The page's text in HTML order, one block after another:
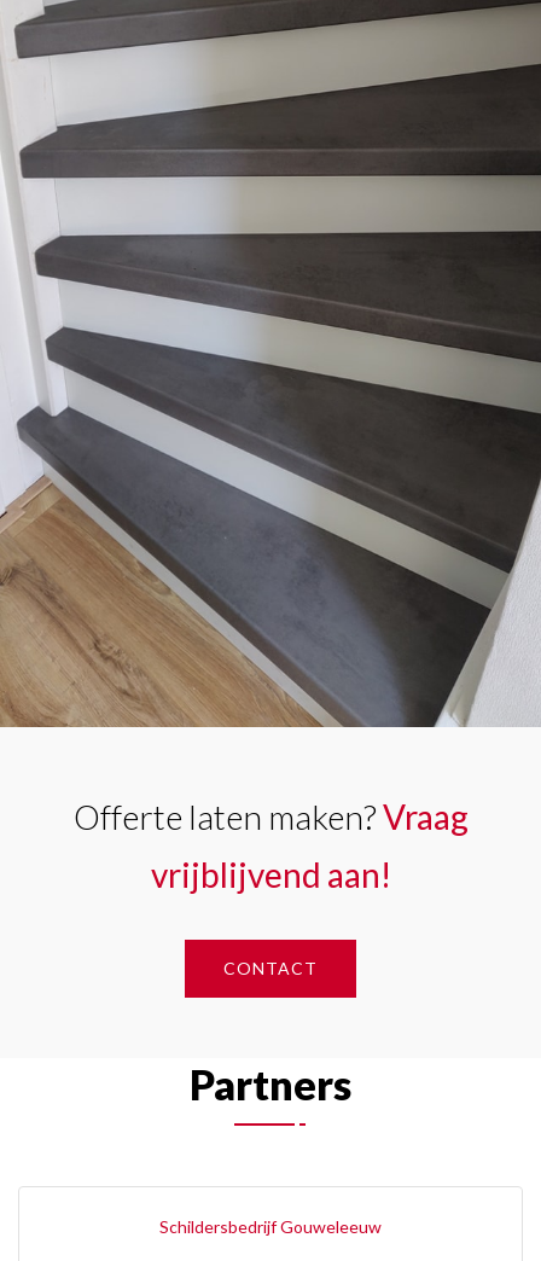
Offerte laten maken?Vraag
vrijblijvend aan!
CONTACT
Partners
Schildersbedrijf Gouweleeuw